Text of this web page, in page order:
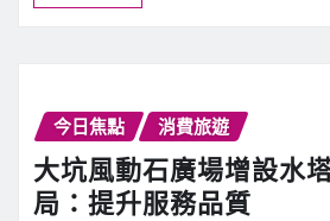
今日焦點 消費旅遊
大坑風動石廣場增設水
局：提升服務品質